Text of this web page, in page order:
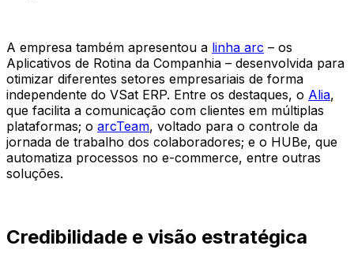
A empresa também apresentou a linha arc – os
Aplicativos de Rotina da Companhia – desenvolvida para
otimizar diferentes setores empresariais de forma
independente do VSat ERP. Entre os destaques, o Alia,
que facilita a comunicação com clientes em múltiplas
plataformas; o arcTeam, voltado para o controle da
jornada de trabalho dos colaboradores; e o HUBe, que
automatiza processos no e-commerce, entre outras
soluções.
Credibilidade e visão estratégica